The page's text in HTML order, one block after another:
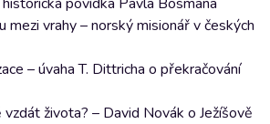
mezi vrahy – norský misionář v českých
– úvaha T. Dittricha o překračování
života? – David Novák o Ježíšově